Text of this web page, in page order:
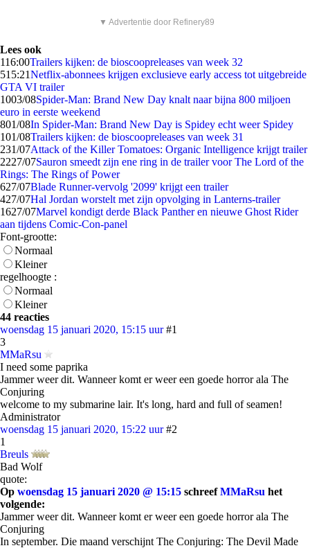
▼ Advertentie door Refinery89
Lees ook
116:00Trailers kijken: de bioscoopreleases van week 32
515:21Netflix-abonnees krijgen exclusieve early access tot uitgebreide
GTA VI trailer
1003/08Spider-Man: Brand New Day knalt naar bijna 800 miljoen
euro in eerste weekend
801/08In Spider-Man: Brand New Day is Spidey echt weer Spidey
101/08Trailers kijken: de bioscoopreleases van week 31
231/07Attack of the Killer Tomatoes: Organic Intelligence krijgt trailer
2227/07Sauron smeedt zijn ene ring in de trailer voor The Lord of the
Rings: The Rings of Power
627/07Blade Runner-vervolg '2099' krijgt een trailer
427/07Hal Jordan worstelt met zijn opvolging in Lanterns-trailer
1627/07Marvel kondigt derde Black Panther en nieuwe Ghost Rider
aan tijdens Comic-Con-panel
Font-grootte:
Normaal
Kleiner
regelhoogte :
Normaal
Kleiner
44 reacties
woensdag 15 januari 2020, 15:15 uur #1
3
MMaRsu
I need some paprika
Jammer weer dit. Wanneer komt er weer een goede horror ala The
Conjuring
welcome to my submarine lair. It's long, hard and full of seamen!
Administrator
woensdag 15 januari 2020, 15:22 uur #2
1
Breuls
Bad Wolf
quote:
Op woensdag 15 januari 2020 @ 15:15 schreefMMaRsu het
volgende:
Jammer weer dit. Wanneer komt er weer een goede horror ala The
Conjuring
In september. Die maand verschijnt The Conjuring: The Devil Made